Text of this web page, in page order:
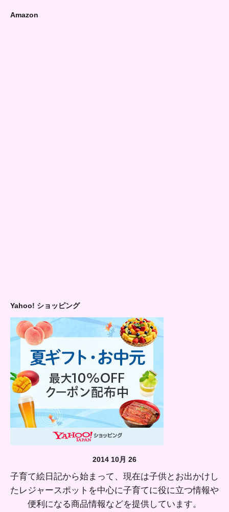
Amazon
Yahoo! ショッピング
2014 10月 26
子育て絵日記から始まって、現在は子供とお出かけし
たレジャースポットを中心に子育てに役に立つ情報や
便利になる商品情報などを提供しています。